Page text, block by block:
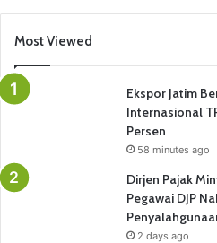
Most Viewed
Ekspor Jatim
Internasional
Persen
58 minutes ago
Dirjen Pajak
Pegawai DJP
2 days ago